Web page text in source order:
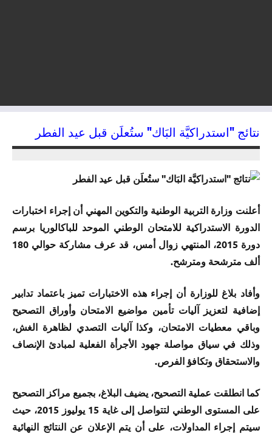
نتائج "استدراكيَّة البَاك" ستُعلَن قبل عيد الفطر
أعلنت وزارة التربية الوطنية والتكوين المهني أن إجراء اختبارات
الدورة الاستدراكية للامتحان الوطني الموحد للباكالوريا برسم
دورة 2015، المنتهي زوال أمس، قد عرف مشاركة حوالي 180
ألف مترشحة ومترشح.
وأفاد بلاغ للوزارة أن إجراء هذه الاختبارات تميز باعتماد تدابير
إضافية لتعزيز آليات تأمين مواضيع الامتحان وأوراق التصحيح
وباقي معطيات الامتحان، وكذا آليات التصدي لظاهرة الغش،
وذلك في سياق مواصلة جهود الأجرأة الفعلية لمبادئ الإنصاف
والاستحقاق وتكافؤ الفرص.
كما انطلقت عملية التصحيح، يضيف البلاغ، بجميع مراكز التصحيح
على المستوى الوطني لتتواصل إلى غاية 15 يوليوز 2015، حيث
سيتم إجراء المداولات، على أن يتم الإعلان عن النتائج النهائية